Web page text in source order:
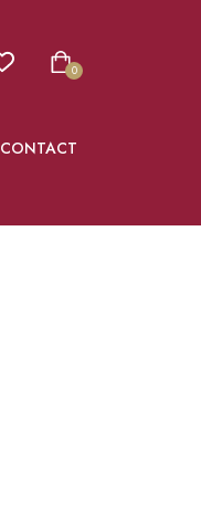
0
CONTACT